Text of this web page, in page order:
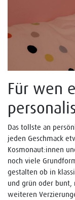
Für wen
Das tollste an
jeden Geschmack
Kosmonaut:innen
noch viele
gestalten ob in
und grün oder
weiteren